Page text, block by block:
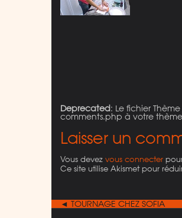
Deprecated: Le fichier
comments.php à votre
Laisser un
Vous devez vous connecter
Ce site utilise Akismet pour
◄ TOURNAGE CHEZ SOFIA